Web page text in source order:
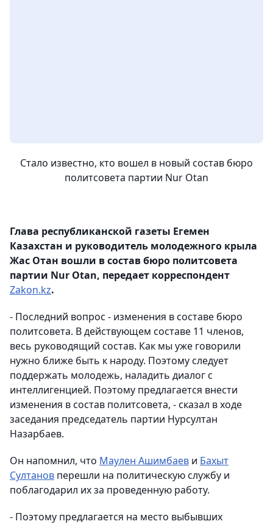
Стало известно, кто вошел в новый состав бюро
политсовета партии Nur Otan
Глава республиканской газеты Егемен
Казахстан и руководитель молодежного крыла
Жас Отан вошли в состав бюро политсовета
партии Nur Otan, передает корреспондент
Zakon.kz.
- Последний вопрос - изменения в составе бюро
политсовета. В действующем составе 11 членов,
весь руководящий состав. Как мы уже говорили
нужно ближе быть к народу. Поэтому следует
поддержать молодежь, наладить диалог с
интеллигенцией. Поэтому предлагается внести
изменения в состав политсовета, - сказал в ходе
заседания председатель партии Нурсултан
Назарбаев.
Он напомнил, что Маулен Ашимбаев и Бахыт
Султанов перешли на политическую службу и
поблагодарил их за проведенную работу.
- Поэтому предлагается на место выбывших